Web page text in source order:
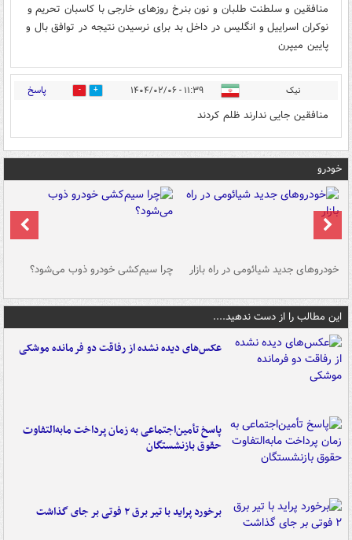
منافقین و سلطنت طلبان و نون بنرخ روزهای خارجی با کاسبان تحریم و
نوکران‌ اسراییل و انگلیس در داخل بد برای نرسیدن نتیجه در توافق بال و
پایین میپرن
نیک ۱۱:۳۹ - ۱۴۰۴/۰۲/۰۶ 0 پاسخ
منافقین جایی ندارند ظلم کردند
خودرو
خودروهای جدید شیائومی در راه بازار چرا سیم‌کشی خودرو ذوب می‌شود؟
این مطالب را از دست ندهید....
عکس‌های دیده نشده از رفاقت دو فرمانده‌ موشکی
پاسخ تأمین‌اجتماعی به زمان پرداخت مابه‌التفاوت
حقوق بازنشستگان
برخورد پراید با تیر برق ۲ فوتی بر جای گذاشت